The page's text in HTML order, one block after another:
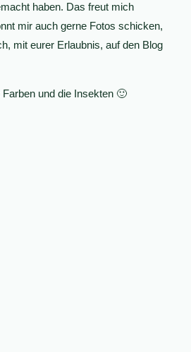
haben. Das freut mich
mir auch gerne Fotos schicken,
mit eurer Erlaubnis, auf den Blog
und die Insekten 🙂